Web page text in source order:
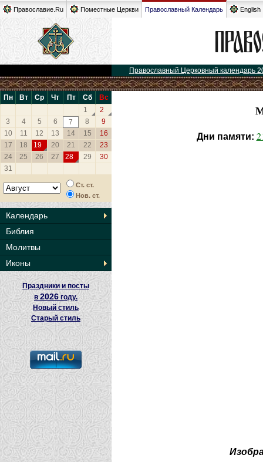
Православие.Ru Поместные Церкви Православный Календарь English
Православный Церковный календарь
Пн Вт Ср Чт Пт Сб
Вс
1
2
3
4 5 6 7 8
9
10
11 12 13 14 15
16
17
18 19 20 21 22
23
24
25 26 27 28 29
30
31
Ст. ст.
Нов. ст.
Календарь
Библия
Молитвы
Иконы
Праздники и посты
в2026 году.
Новый стиль
Старый стиль
Дни памяти: